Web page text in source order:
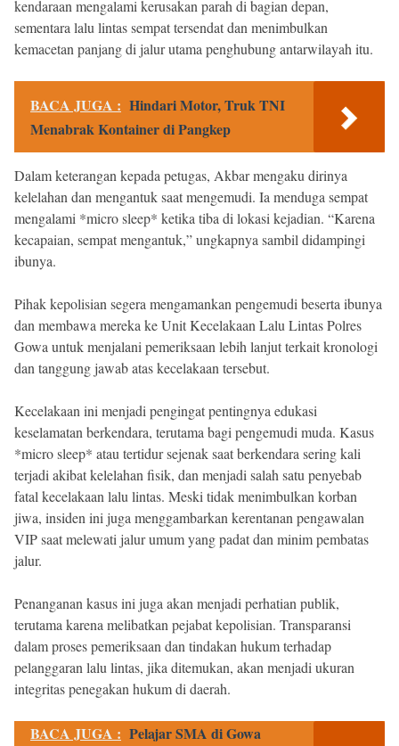
kendaraan mengalami kerusakan parah di bagian depan,
sementara lalu lintas sempat tersendat dan menimbulkan
kemacetan panjang di jalur utama penghubung antarwilayah itu.
BACA JUGA : Hindari Motor, Truk TNI
Menabrak Kontainer di Pangkep
Dalam keterangan kepada petugas, Akbar mengaku dirinya
kelelahan dan mengantuk saat mengemudi. Ia menduga sempat
mengalami *micro sleep* ketika tiba di lokasi kejadian. “Karena
kecapaian, sempat mengantuk,” ungkapnya sambil didampingi
ibunya.
Pihak kepolisian segera mengamankan pengemudi beserta ibunya
dan membawa mereka ke Unit Kecelakaan Lalu Lintas Polres
Gowa untuk menjalani pemeriksaan lebih lanjut terkait kronologi
dan tanggung jawab atas kecelakaan tersebut.
Kecelakaan ini menjadi pengingat pentingnya edukasi
keselamatan berkendara, terutama bagi pengemudi muda. Kasus
*micro sleep* atau tertidur sejenak saat berkendara sering kali
terjadi akibat kelelahan fisik, dan menjadi salah satu penyebab
fatal kecelakaan lalu lintas. Meski tidak menimbulkan korban
jiwa, insiden ini juga menggambarkan kerentanan pengawalan
VIP saat melewati jalur umum yang padat dan minim pembatas
jalur.
Penanganan kasus ini juga akan menjadi perhatian publik,
terutama karena melibatkan pejabat kepolisian. Transparansi
dalam proses pemeriksaan dan tindakan hukum terhadap
pelanggaran lalu lintas, jika ditemukan, akan menjadi ukuran
integritas penegakan hukum di daerah.
BACA JUGA : Pelajar SMA di Gowa